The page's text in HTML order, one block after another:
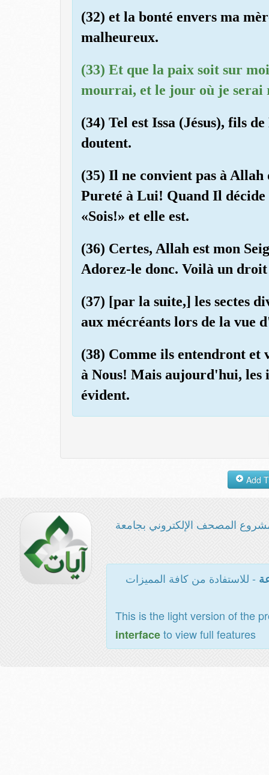
(32) et la bonté envers ma
malheureux.
(33) Et que la paix soit sur
mourrai, et le jour où je serai
(34) Tel est Issa (Jésus), fils
doutent.
(35) Il ne convient pas à
Pureté à Lui! Quand Il
«Sois!» et elle est.
(36) Certes, Allah est mon
Adorez-le donc. Voilà un
(37) [par la suite,] les sectes
aux mécréants lors de la vue
(38) Comme ils entendront
à Nous! Mais aujourd'hui, les
évident.
المصحف الإلكتروني بجامعة
- للاستفادة من كافة المميزات
This is the light version of the
interfaceto view full features